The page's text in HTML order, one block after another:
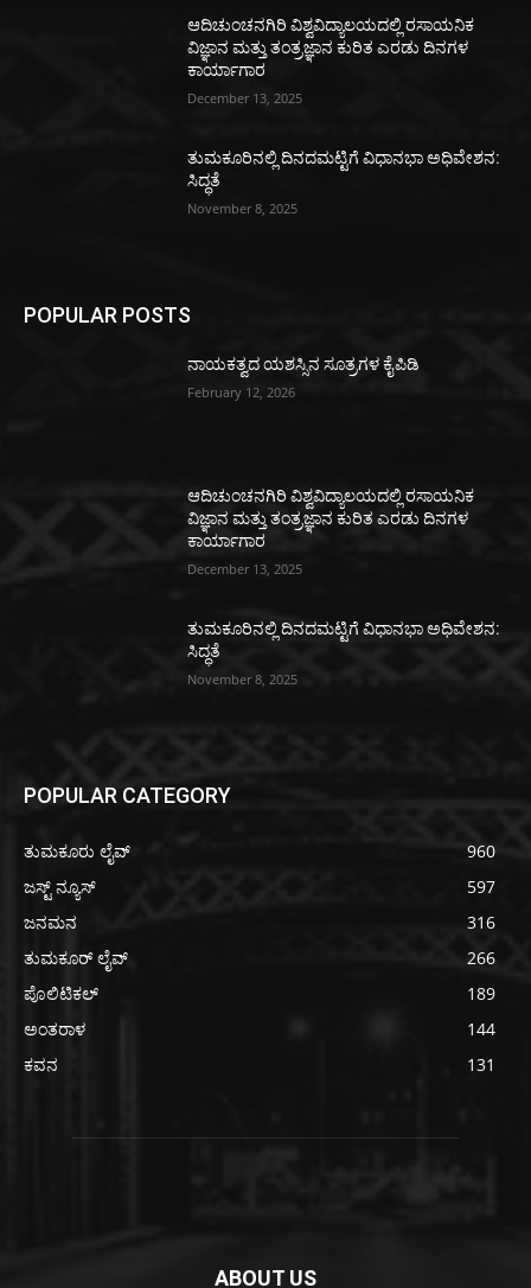
ಆದಿಚುಂಚನಗಿರಿ ವಿಶ್ವವಿದ್ಯಾಲಯದಲ್ಲಿ ರಸಾಯನಿಕ
ವಿಜ್ಞಾನ ಮತ್ತು ತಂತ್ರಜ್ಞಾನ ಕುರಿತ ಎರಡು ದಿನಗಳ
ಕಾರ್ಯಾಗಾರ
December 13, 2025
ತುಮಕೂರಿನಲ್ಲಿ ದಿನದಮಟ್ಟಿಗೆ ವಿಧಾನಭಾ ಅಧಿವೇಶನ:
ಸಿದ್ಧತೆ
November 8, 2025
POPULAR POSTS
ನಾಯಕತ್ವದ ಯಶಸ್ಸಿನ ಸೂತ್ರಗಳ ಕೈಪಿಡಿ
February 12, 2026
ಆದಿಚುಂಚನಗಿರಿ ವಿಶ್ವವಿದ್ಯಾಲಯದಲ್ಲಿ ರಸಾಯನಿಕ
ವಿಜ್ಞಾನ ಮತ್ತು ತಂತ್ರಜ್ಞಾನ ಕುರಿತ ಎರಡು ದಿನಗಳ
ಕಾರ್ಯಾಗಾರ
December 13, 2025
ತುಮಕೂರಿನಲ್ಲಿ ದಿನದಮಟ್ಟಿಗೆ ವಿಧಾನಭಾ ಅಧಿವೇಶನ:
ಸಿದ್ಧತೆ
November 8, 2025
POPULAR CATEGORY
ತುಮಕೂರು ಲೈವ್
960
ಜಸ್ಟ್ ನ್ಯೂಸ್
597
ಜನಮನ
316
ತುಮಕೂರ್ ಲೈವ್
266
ಪೊಲಿಟಿಕಲ್
189
ಅಂತರಾಳ
144
ಕವನ
131
ABOUT US